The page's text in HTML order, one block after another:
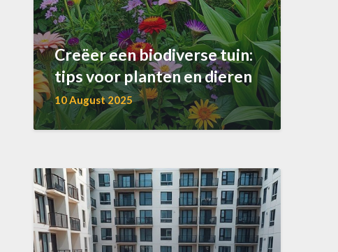
Creëer een biodiverse tuin:
tips voor planten en dieren
10 August 2025